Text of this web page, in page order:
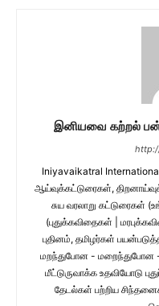
இனியவை கற்றல்
Iniyavaikatral
ஆய்வுக்கட்டுரைகள்,
சுய வரலாறு கட்டுரைகள்
(புதுக்கவிதைகள் |
புதினம், தமிழர்கள்
மறந்துபோன - மறைந்துபோன
மீட்டுருவாக்க உதவியோடு
தேடல்கள் பற்றிய